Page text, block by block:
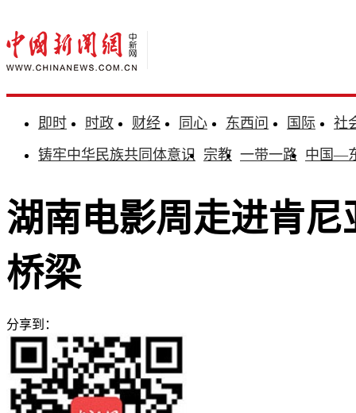
即时 时政 财经 同心 东西问 国际
社
铸牢中华民族共同体意识 宗教 一带一路 中国—
湖南电影周走进肯
桥梁
分享到：